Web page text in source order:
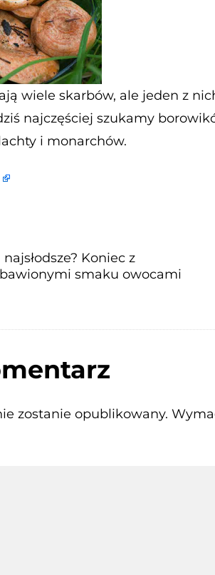
wiele skarbów, ale jeden z
najczęściej szukamy
i monarchów.
Koniec z
smaku owocami
zostanie opublikowany.